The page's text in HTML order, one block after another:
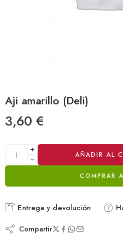
Aji amarillo (Deli)
3,60 €
AÑADIR AL
COMPRAR
Alternative:
Entrega y devolución
Compartir